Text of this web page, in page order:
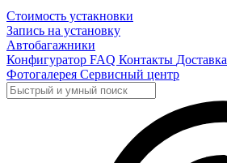
Стоимость устакновки
Запись на установку
Автобагажники
Конфигуратор FAQ Контакты Доставка
Фотогалерея Сервисный центр